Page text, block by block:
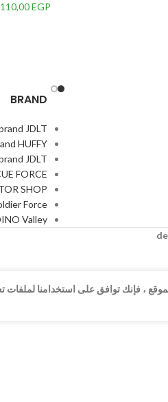
110,00EGP
BRAND
JDLT
HUFFY
JDLT
FORCE
SHOP
Force
Valley
، فإنك توافق على استخدامنا لملفات